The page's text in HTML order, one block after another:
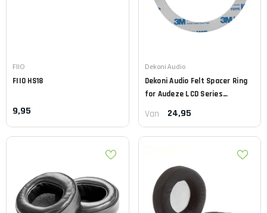
Leverancier:
FIIO
FIIO HS18
9,95
Leverancier:
Dekoni Audio
Dekoni Audio Felt Spacer Ring
for Audeze LCD Series
Van 24,95